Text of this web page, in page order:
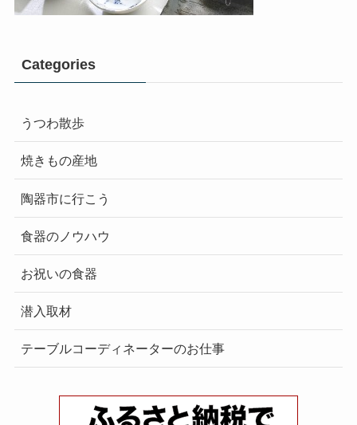
Categories
うつわ散歩
焼きもの産地
陶器市に行こう
食器のノウハウ
お祝いの食器
潜入取材
テーブルコーディネーターのお仕事